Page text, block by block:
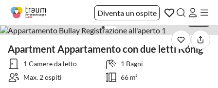
Diventa un ospite
Apartment Appartamento con due letti König
1 Camere da letto
1 Bagni
Max. 2 ospiti
66 m²